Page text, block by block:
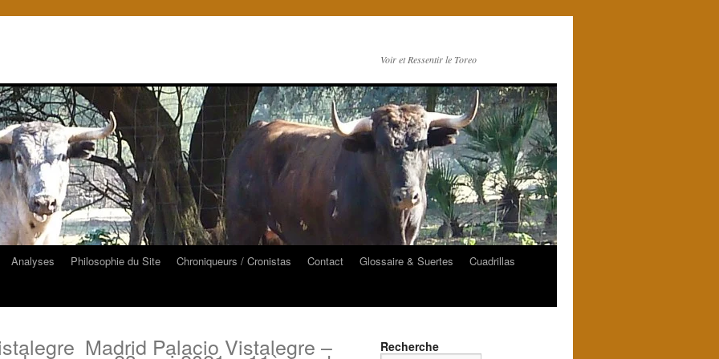
Voir et Ressentir le Toreo
Analyses Philosophie du Site Chroniqueurs / Cronistas Contact Glossaire & Suertes
Cuadrillas
Madrid Palacio Vistalegre – Recherche